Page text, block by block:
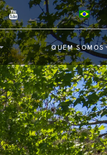
QUEM SOMOS